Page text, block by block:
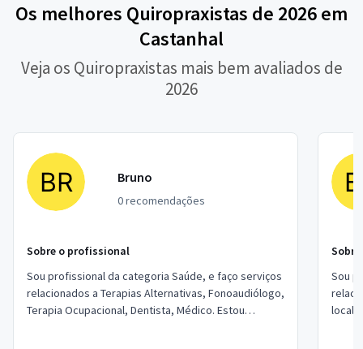
Os melhores Quiropraxistas de 2026 em
Castanhal
Veja os Quiropraxistas mais bem avaliados de
2026
Bruno
0 recomendações
Sobre o profissional
Sou profissional da categoria Saúde, e faço serviços
relacionados a Terapias Alternativas, Fonoaudiólogo,
Terapia Ocupacional, Dentista, Médico. Estou
Sou